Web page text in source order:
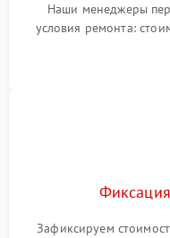
Наши менеджеры
условия ремонта:
Зафиксируем